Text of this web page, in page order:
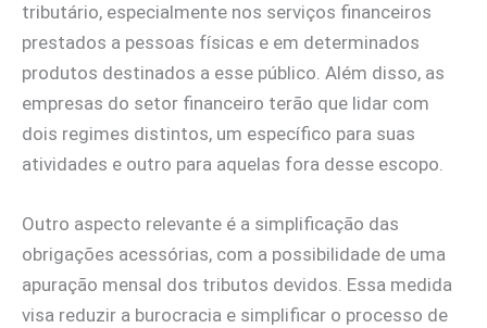
tributário, especialmente nos serviços financeiros
prestados a pessoas físicas e em determinados
produtos destinados a esse público. Além disso, as
empresas do setor financeiro terão que lidar com
dois regimes distintos, um específico para suas
atividades e outro para aquelas fora desse escopo.
Outro aspecto relevante é a simplificação das
obrigações acessórias, com a possibilidade de uma
apuração mensal dos tributos devidos. Essa medida
visa reduzir a burocracia e simplificar o processo de